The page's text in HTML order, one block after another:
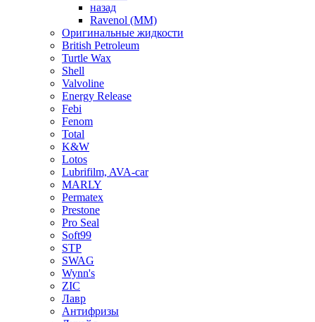
назад
Ravenol (ММ)
Оригинальные жидкости
British Petroleum
Turtle Wax
Shell
Valvoline
Energy Release
Febi
Fenom
Total
K&W
Lotos
Lubrifilm, AVA-car
MARLY
Permatex
Prestone
Pro Seal
Soft99
STP
SWAG
Wynn's
ZIC
Лавр
Антифризы